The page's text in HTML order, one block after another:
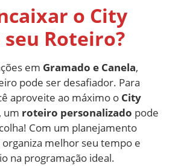
o City
Roteiro?
em Gramado e Canela,
pode ser desafiador. Para
aproveite ao máximo o City
, um roteiro personalizado pode
Com um planejamento
melhor seu tempo e
na programação ideal.